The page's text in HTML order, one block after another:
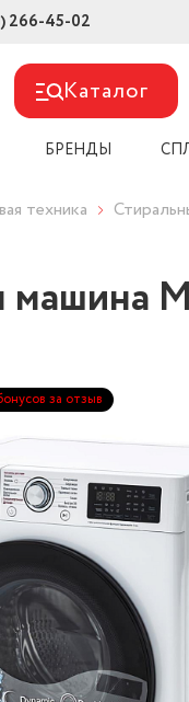
266-45-02
Каталог
БРЕНДЫ
техника
машина
за отзыв